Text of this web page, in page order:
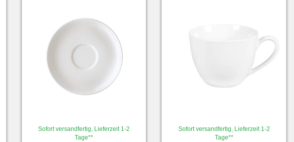
Sofort versandfertig, Lieferzeit 1-2
Tage**
Sofort versandfertig, Lieferzeit 1-2
Tage**